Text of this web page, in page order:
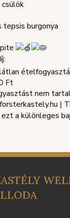
tepsis burgonya
Ft
nem
|
ezt a különleges